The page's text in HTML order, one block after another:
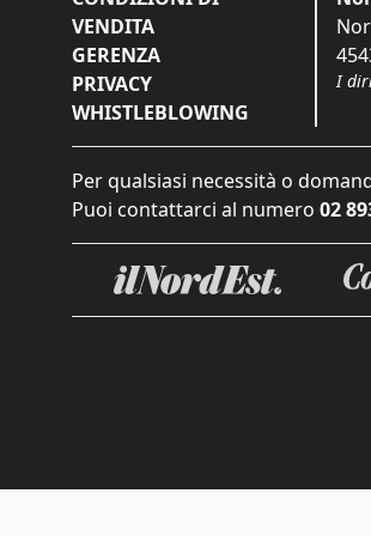
VENDITA
GERENZA
PRIVACY
WHISTLEBLOWING
I
Per qualsiasi necessità o
Puoi contattarci al numero 02